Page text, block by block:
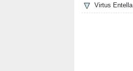
Virtus Entella